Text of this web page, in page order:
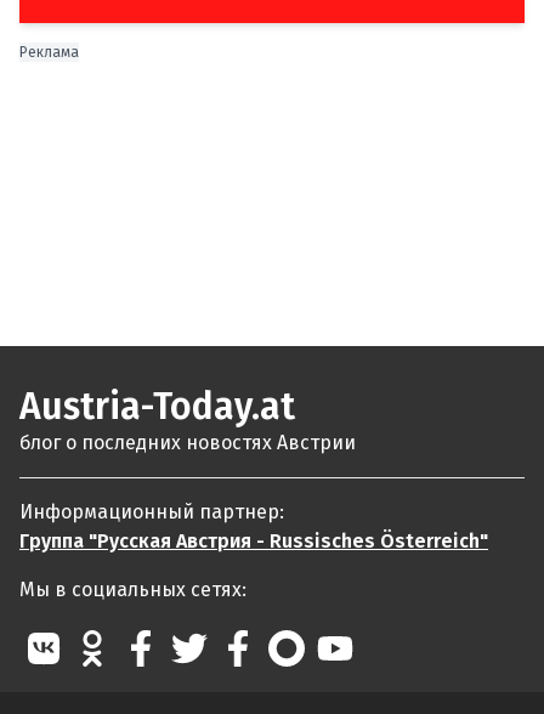
Реклама
Austria-Today.at
блог о последних новостях Австрии
Информационный партнер:
Группа "Русская Австрия - Russisches Österreich"
Мы в социальных сетях: